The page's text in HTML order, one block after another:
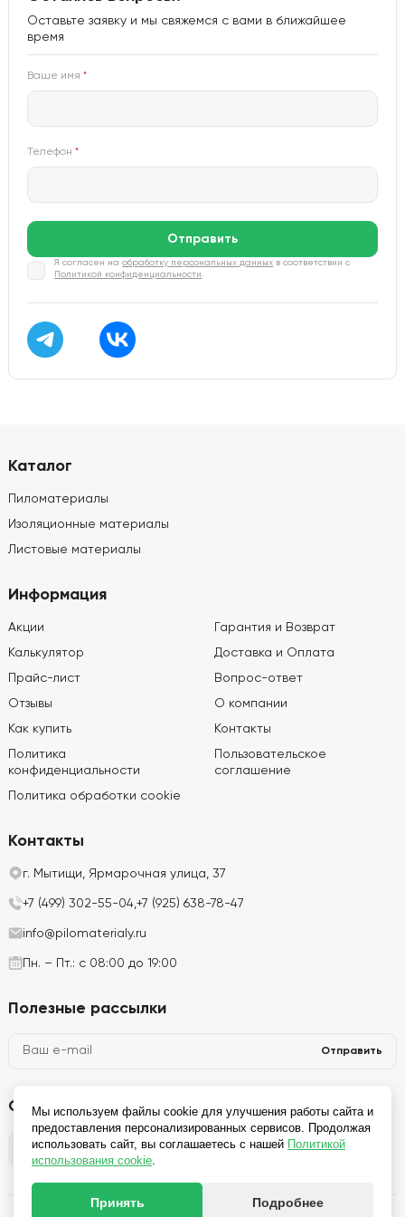
Оставьте заявку и мы свяжемся с вами в ближайшее
время
Ваше имя*
Телефон*
Отправить
Я согласен наобработку персональных данных в соответствии с
Политикой конфиденциальности
Каталог
Пиломатериалы
Изоляционные материалы
Листовые материалы
Информация
Акции
Калькулятор
Прайс-лист
Отзывы
Как купить
Политика
конфиденциальности
Политика обработки cookie
Гарантия и Возврат
Доставка и Оплата
Вопрос-ответ
О компании
Контакты
Пользовательское
соглашение
Контакты
г. Мытищи, Ярмарочная улица, 37
+7 (499) 302-55-04,+7 (925) 638-78-47
info@pilomaterialy.ru
Пн. – Пт.: с 08:00 до 19:00
Полезные рассылки
Отправить
Социальные сети
Мы используем файлы cookie для улучшения работы сайта и
предоставления персонализированных сервисов. Продолжая
использовать сайт, вы соглашаетесь с нашей Политикой
использования cookie.
Принять Подробнее